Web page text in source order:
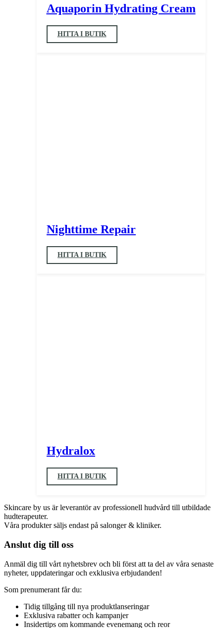
Aquaporin Hydrating Cream
HITTA I BUTIK
Nighttime Repair
HITTA I BUTIK
Hydralox
HITTA I BUTIK
Skincare by us är leverantör av professionell hudvård till utbildade
hudterapeuter.
Våra produkter säljs endast på salonger & kliniker.
Anslut dig till oss
Anmäl dig till vårt nyhetsbrev och bli först att ta del av våra senaste
nyheter, uppdateringar och exklusiva erbjudanden!
Som prenumerant får du:
Tidig tillgång till nya produktlanseringar
Exklusiva rabatter och kampanjer
Insidertips om kommande evenemang och reor